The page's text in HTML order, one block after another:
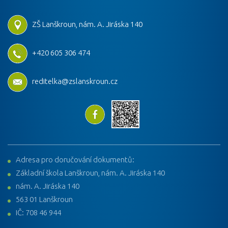
ZŠ Lanškroun, nám. A. Jiráska 140
+420 605 306 474
reditelka@zslanskroun.cz
Adresa pro doručování dokumentů:
Základní škola Lanškroun, nám. A. Jiráska 140
nám. A. Jiráska 140
563 01 Lanškroun
IČ: 708 46 944